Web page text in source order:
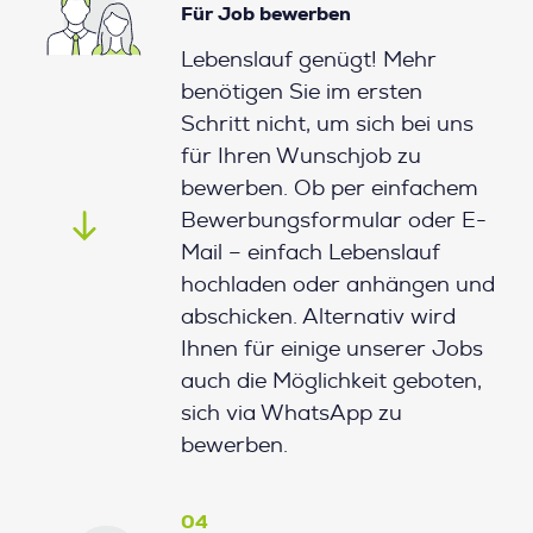
Für Job bewerben
Lebenslauf genügt! Mehr
benötigen Sie im ersten
Schritt nicht, um sich bei uns
für Ihren Wunschjob zu
bewerben. Ob per einfachem
Bewerbungsformular oder E-
Mail – einfach Lebenslauf
hochladen oder anhängen und
abschicken. Alternativ wird
Ihnen für einige unserer Jobs
auch die Möglichkeit geboten,
sich via WhatsApp zu
bewerben.
04